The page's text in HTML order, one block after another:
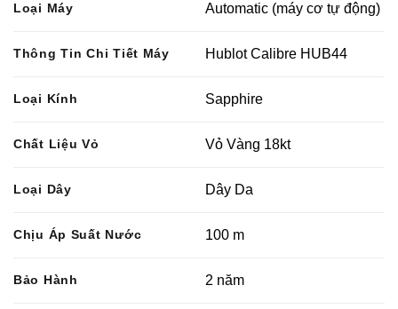
Loại Máy Automatic (máy cơ tự động)
Thông Tin Chi Tiết Máy Hublot Calibre HUB44
Loại Kính Sapphire
Chất Liệu Vỏ Vỏ Vàng 18kt
Loại Dây Dây Da
Chịu Áp Suất Nước 100 m
Bảo Hành 2 năm